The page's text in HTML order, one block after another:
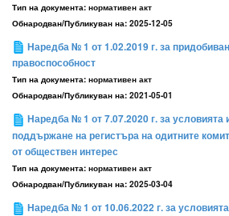
Тип на документа: нормативен акт
Обнародван/Публикуван на: 2025-12-05
Наредба № 1 от 1.02.2019 г. за
правоспособност
Тип на документа: нормативен акт
Обнародван/Публикуван на: 2021-05-01
Наредба № 1 от 7.07.2020 г. за условията
поддържане на регистъра на одитните
от обществен интерес
Тип на документа: нормативен акт
Обнародван/Публикуван на: 2025-03-04
Наредба № 1 от 10.06.2022 г. за